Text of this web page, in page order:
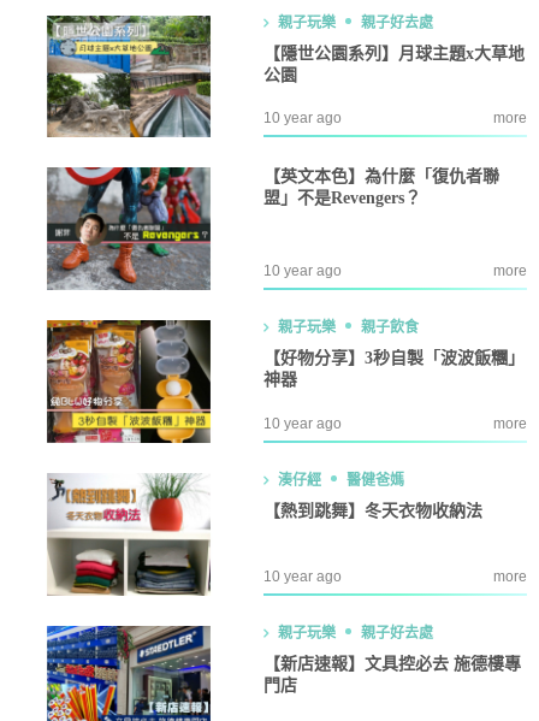
親子玩樂 親子好去處
【隱世公園系列】月球主題x大草地
公園
10 year ago more
【英文本色】為什麼「復仇者聯
盟」不是Revengers？
10 year ago more
親子玩樂 親子飲食
【好物分享】3秒自製「波波飯糰」
神器
10 year ago more
湊仔經 醫健爸媽
【熱到跳舞】冬天衣物收納法
10 year ago more
親子玩樂 親子好去處
【新店速報】文具控必去 施德樓專
門店